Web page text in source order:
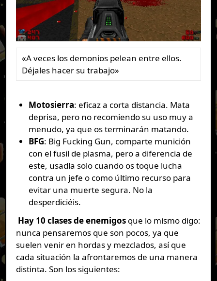
«A veces los demonios pelean entre ellos.
Déjales hacer su trabajo»
Motosierra: eficaz a corta distancia. Mata
deprisa, pero no recomiendo su uso muy a
menudo, ya que os terminarán matando.
BFG: Big Fucking Gun, comparte munición
con el fusil de plasma, pero a diferencia de
este, usadla solo cuando os toque lucha
contra un jefe o como último recurso para
evitar una muerte segura. No la
desperdiciéis.
Hay 10 clases de enemigosque lo mismo digo:
nunca pensaremos que son pocos, ya que
suelen venir en hordas y mezclados, así que
cada situación la afrontaremos de una manera
distinta. Son los siguientes: